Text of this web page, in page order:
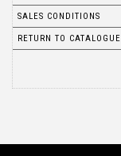
SALES CONDITIONS
RETURN TO CATALOGUE